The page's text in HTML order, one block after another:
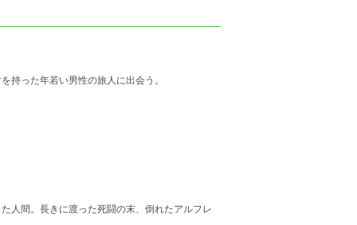
持った年若い男性の旅人に出会う。
人間。長きに渡った死闘の末、倒れたアルフレ